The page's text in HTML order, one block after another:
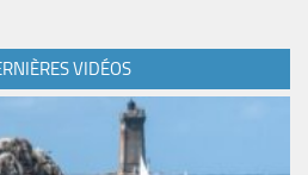
VIDÉOS